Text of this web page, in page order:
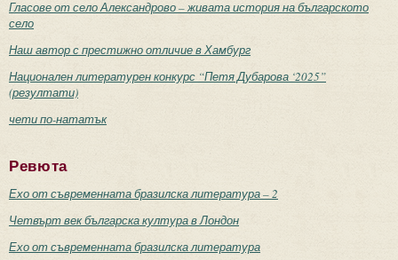
Гласове от село Александрово – живата история на българското
село
Наш автор с престижно отличие в Хамбург
Национален литературен конкурс “Петя Дубарова ‘2025”
(резултати)
чети по-нататък
Ревюта
Ехо от съвременната бразилска литература – 2
Четвърт век българска култура в Лондон
Ехо от съвременната бразилска литература